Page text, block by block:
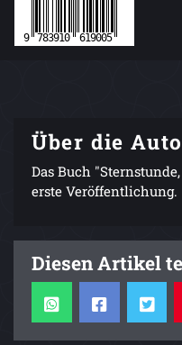
Über die
Das Buch
erste Veröffentlichung.
Diesen Artikel